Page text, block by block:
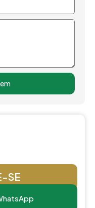
SE